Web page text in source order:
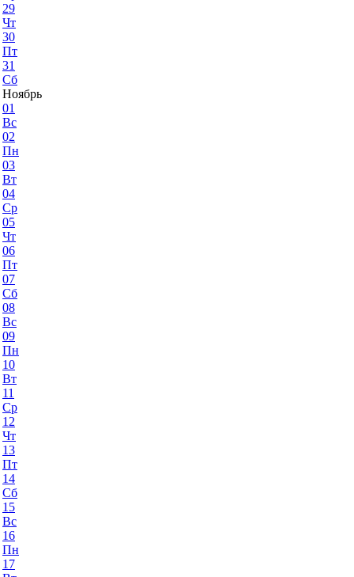
29
Чт
30
Пт
31
Сб
Ноябрь
01
Вс
02
Пн
03
Вт
04
Ср
05
Чт
06
Пт
07
Сб
08
Вс
09
Пн
10
Вт
11
Ср
12
Чт
13
Пт
14
Сб
15
Вс
16
Пн
17